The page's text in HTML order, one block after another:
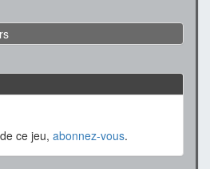
ce jeu, abonnez-vous.